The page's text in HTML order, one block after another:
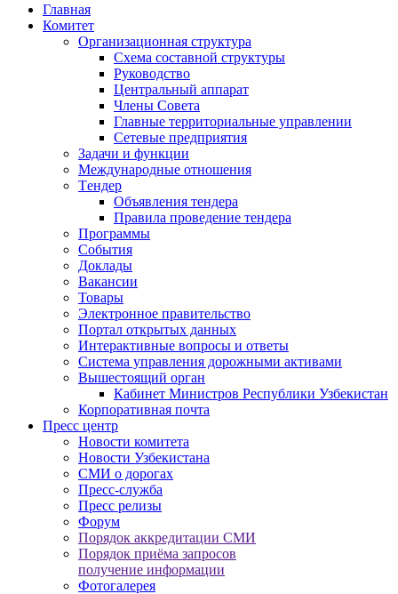
Главная
Комитет
Организационная структура
Схема составной структуры
Руководство
Центральный аппарат
Члены Совета
Главные территориальные управлении
Сетевые предприятия
Задачи и функции
Международные отношения
Tендер
Объявления тендера
Правила проведение тендера
Программы
Cобытия
Доклады
Вакансии
Товары
Электронное правительство
Портал открытых данных
Интерактивные вопросы и ответы
Система управления дорожными активами
Вышестоящий орган
Кабинет Министров Республики Узбекистан
Корпоративная почта
Пресс центр
Новости комитета
Новости Узбекистана
СМИ о дорогах
Пресс-служба
Пресс релизы
Форум
Порядок аккредитации СМИ
Порядок приёма запросов
получение информации
Фотогалерея